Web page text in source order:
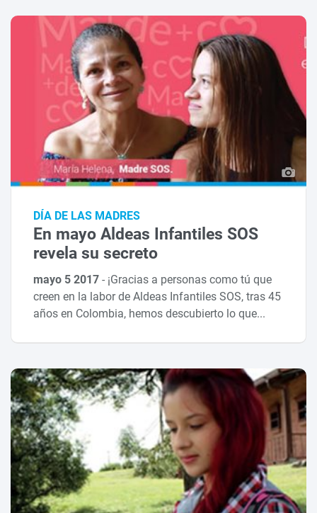
DÍA DE LAS MADRES
En mayo Aldeas Infantiles SOS
revela su secreto
mayo 5 2017- ¡Gracias a personas como tú que
creen en la labor de Aldeas Infantiles SOS, tras 45
años en Colombia, hemos descubierto lo que...